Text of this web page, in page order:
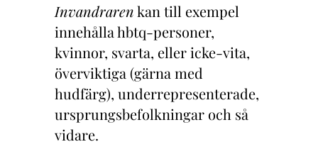
Invandrarenkan till exempel
innehålla hbtq-personer,
kvinnor, svarta, eller icke-vita,
överviktiga (gärna med
hudfärg), underrepresenterade,
ursprungsbefolkningar och så
vidare.